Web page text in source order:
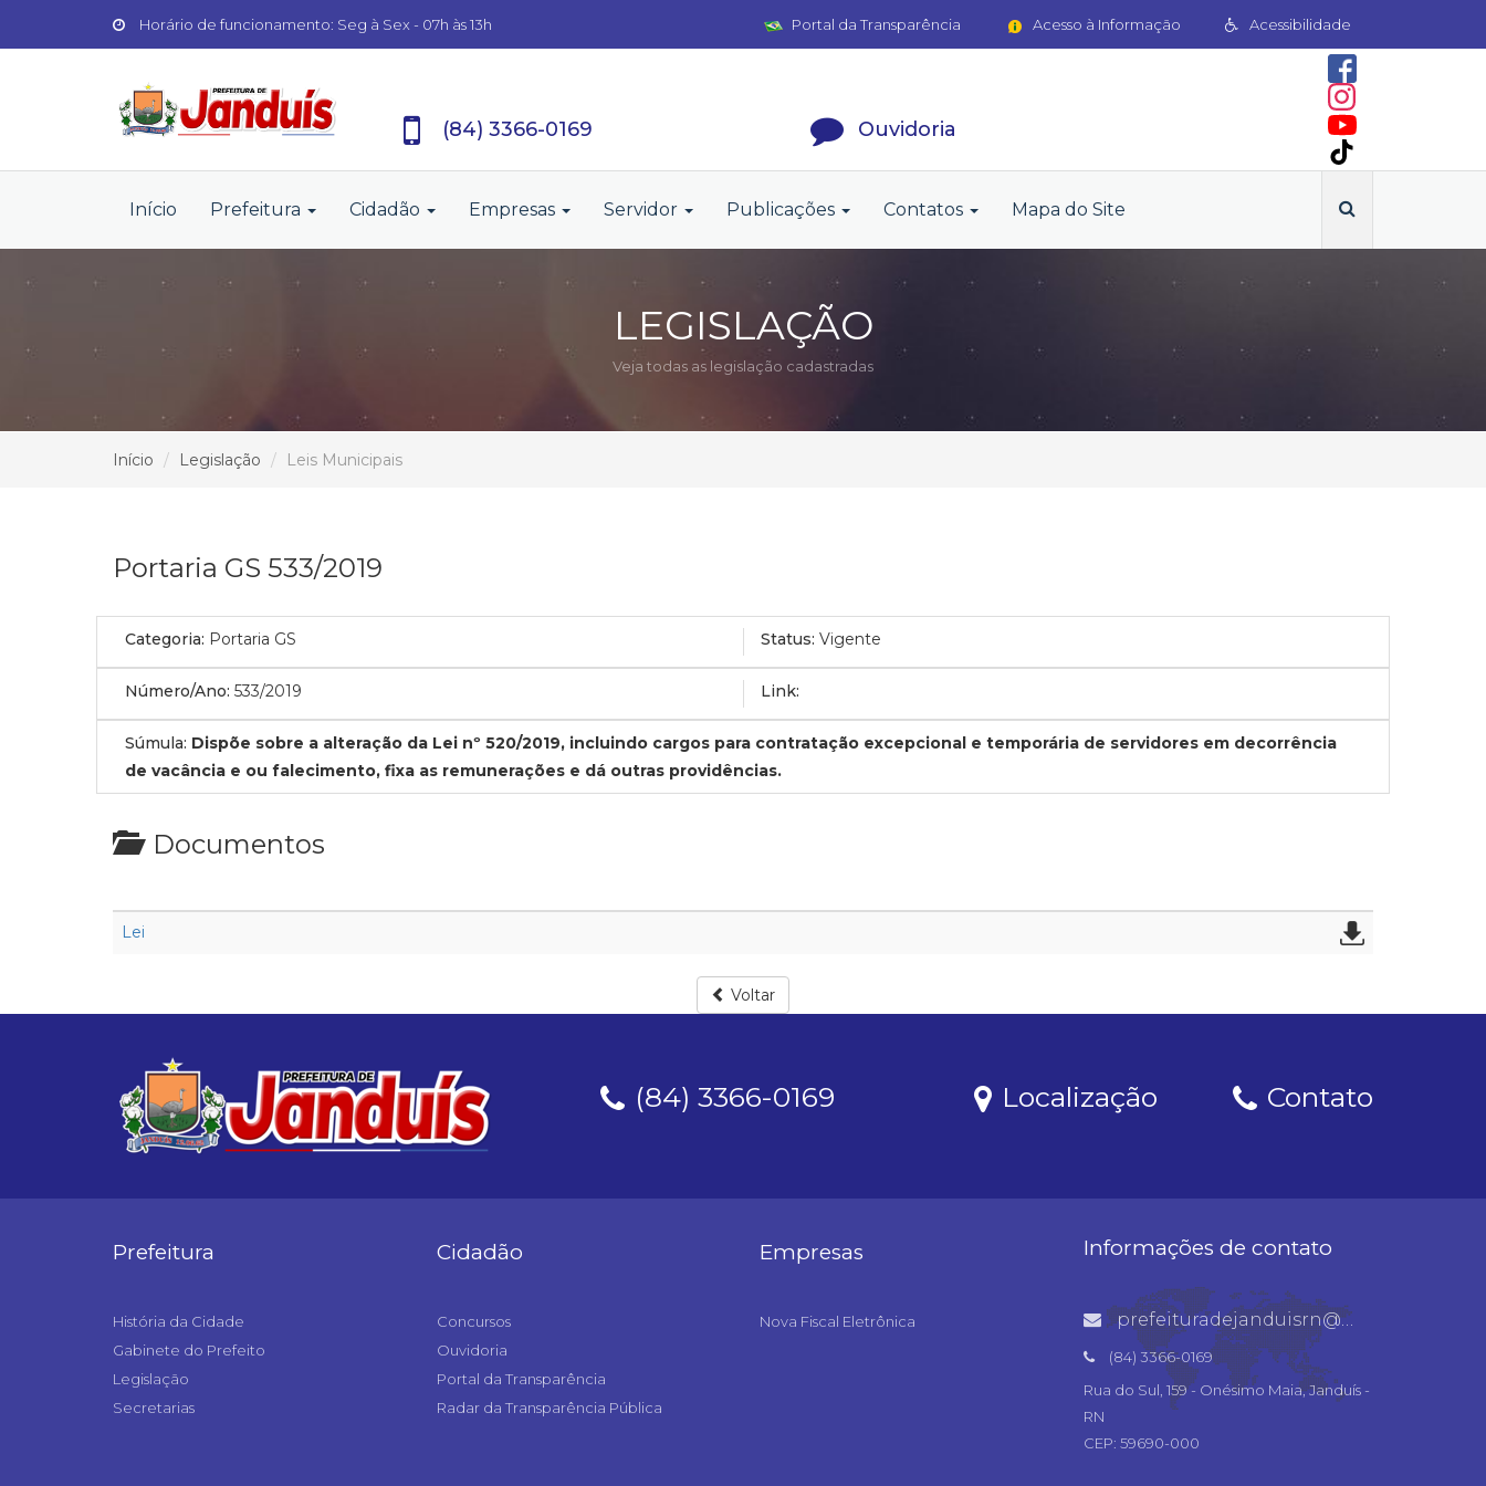
Horário de funcionamento: Seg à Sex - 07h às 13h Acessibilidade
Acesso à Informação
Portal da Transparência
(84) 3366-0169 Ouvidoria
Início Prefeitura Cidadão Empresas Servidor Publicações Contatos Mapa do Site
LEGISLAÇÃO
Veja todas as legislação cadastradas
Início Legislação Leis Municipais
Portaria GS 533/2019
Categoria: Portaria GS Status: Vigente
Número/Ano: 533/2019 Link:
Súmula: Dispõe sobre a alteração da Lei nº 520/2019, incluindo cargos para contratação excepcional e temporária de servidores em decorrência
de vacância e ou falecimento, fixa as remunerações e dá outras providências.
Documentos
Lei
Voltar
(84) 3366-0169 Localização Contato
Prefeitura
História da Cidade
Gabinete do Prefeito
Legislação
Secretarias
Cidadão
Concursos
Ouvidoria
Portal da Transparência
Radar da Transparência Pública
Empresas
Nova Fiscal Eletrônica
Informações de contato
prefeituradejanduisrn@gmail.com
(84) 3366-0169
Rua do Sul, 159 - Onésimo Maia, Janduís -
RN
CEP: 59690-000